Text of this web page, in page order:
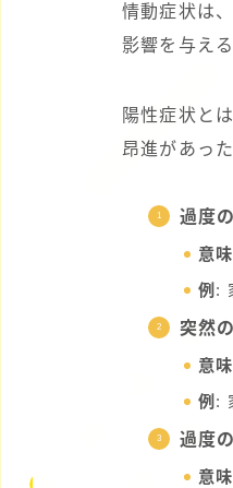
情動症状は
影響を与え
陽性症状と
昂進があっ
過度
意味
例 :
突然
意味
例 :
過度
意味